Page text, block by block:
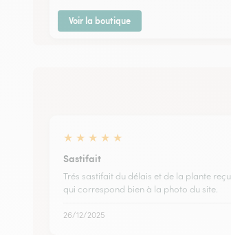
Voir la boutique
★ ★ ★ ★ ★
Sastifait
Trés sastifait du délais et de la plante reçu
qui correspond bien à la photo du site.
26/12/2025